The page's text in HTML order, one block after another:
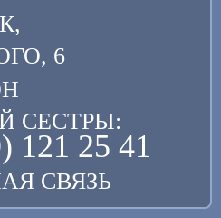
6
СЕСТРЫ:
121 25 41
СВЯЗЬ